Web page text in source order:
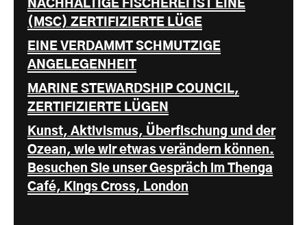
NACHHALTIGE FISCHEREI IST EINE
(MSC) ZERTIFIZIERTE LÜGE
EINE VERDAMMT SCHMUTZIGE
ANGELEGENHEIT
MARINE STEWARDSHIP COUNCIL,
ZERTIFIZIERTE LÜGEN
Kunst, Aktivismus, Überfischung und der
Ozean, wie wir etwas verändern können.
Besuchen Sie unser Gespräch im Thenga
Café, Kings Cross, London